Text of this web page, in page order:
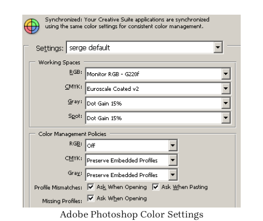
Adobe Photoshop Color Settings